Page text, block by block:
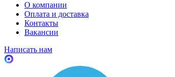
О компании
Оплата и доставка
Контакты
Вакансии
Написать нам